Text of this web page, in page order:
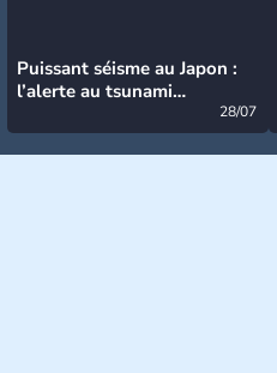
Puissant séisme au Japon :
l’alerte au tsunami
28/07